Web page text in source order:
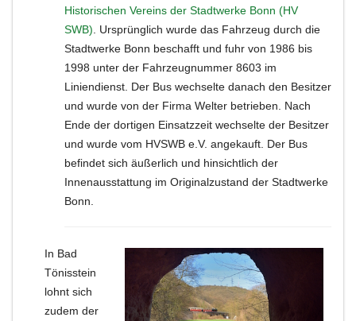
Historischen Vereins der Stadtwerke Bonn (HV
SWB) . Ursprünglich wurde das Fahrzeug durch die
Stadtwerke Bonn beschafft und fuhr von 1986 bis
1998 unter der Fahrzeugnummer 8603 im
Liniendienst. Der Bus wechselte danach den Besitzer
und wurde von der Firma Welter betrieben. Nach
Ende der dortigen Einsatzzeit wechselte der Besitzer
und wurde vom HVSWB e.V. angekauft. Der Bus
befindet sich äußerlich und hinsichtlich der
Innenausstattung im Originalzustand der Stadtwerke
Bonn.
In Bad
Tönisstein
lohnt sich
zudem der